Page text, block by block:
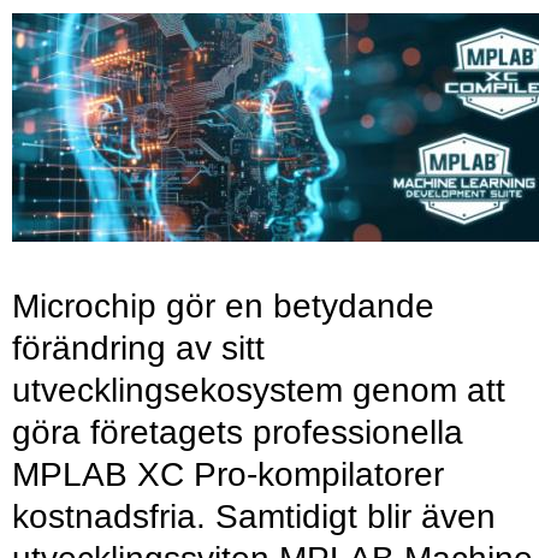
Microchip gör en betydande
förändring av sitt
utvecklingsekosystem genom att
göra företagets professionella
MPLAB XC Pro-kompilatorer
kostnadsfria. Samtidigt blir även